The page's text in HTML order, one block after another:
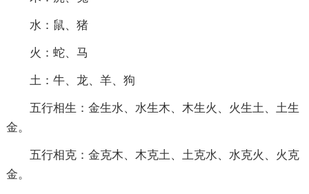
水：鼠、猪
火：蛇、马
土：牛、龙、羊、狗
五行相生：金生水、水生木、木生火、火生土、土生
金。
五行相克：金克木、木克土、土克水、水克火、火克
金。